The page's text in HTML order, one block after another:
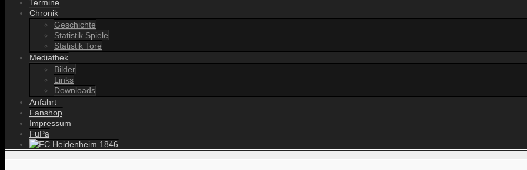
Termine
Chronik
Geschichte
Statistik Spiele
Statistik Tore
Mediathek
Bilder
Links
Downloads
Anfahrt
Fanshop
Impressum
FuPa